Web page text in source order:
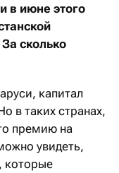
в июне этого
сколько
капитал
в таких странах,
премию на
увидеть,
которые